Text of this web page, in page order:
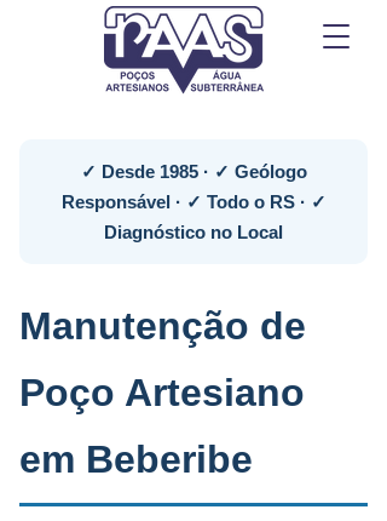
✓ Desde 1985 · ✓ Geólogo
Responsável · ✓ Todo o RS · ✓
Diagnóstico no Local
Manutenção de
Poço Artesiano
em Beberibe